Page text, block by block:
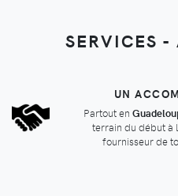
SERVICES -
UN
Partout en
terrain du début à
fournisseur de